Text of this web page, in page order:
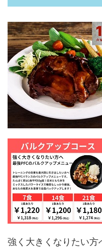
強く大きくなりたい